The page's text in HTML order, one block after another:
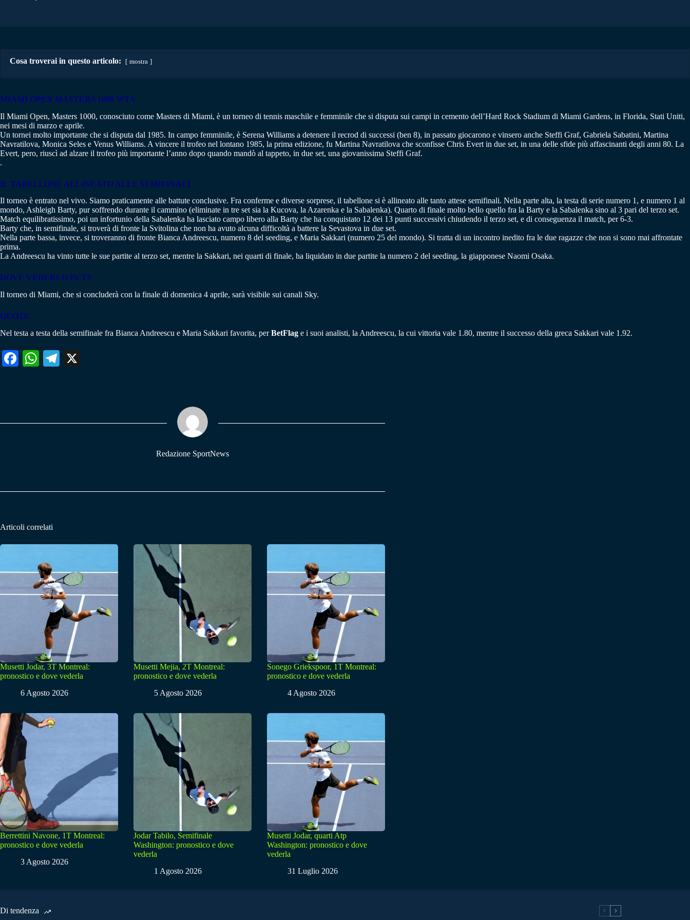
Cosa troverai in questo articolo: mostra
MIAMI OPEN MASTERS 1000 WTA
Il Miami Open, Masters 1000, conosciuto come Masters di Miami, è un torneo di tennis maschile e femminile che si disputa sui campi in cemento dell’Hard Rock Stadium di Miami Gardens, in Florida, Stati Uniti,
nei mesi di marzo e aprile.
Un tornei molto importante che si disputa dal 1985. In campo femminile, è Serena Williams a detenere il recrod di successi (ben 8), in passato giocarono e vinsero anche Steffi Graf, Gabriela Sabatini, Martina
Navratilova, Monica Seles e Venus Williams. A vincere il trofeo nel lontano 1985, la prima edizione, fu Martina Navratilova che sconfisse Chris Evert in due set, in una delle sfide più affascinanti degli anni 80. La
Evert, pero, riuscì ad alzare il trofeo più importante l’anno dopo quando mandò al tappeto, in due set, una giovanissima Steffi Graf.
.
IL TABELLONE ALLINEATO ALLE SEMIFINALI
Il torneo è entrato nel vivo. Siamo praticamente alle battute conclusive. Fra conferme e diverse sorprese, il tabellone si è allineato alle tanto attese semifinali. Nella parte alta, la testa di serie numero 1, e numero 1 al
mondo, Ashleigh Barty, pur soffrendo durante il cammino (eliminate in tre set sia la Kucova, la Azarenka e la Sabalenka). Quarto di finale molto bello quello fra la Barty e la Sabalenka sino al 3 pari del terzo set.
Match equilibratissimo, poi un infortunio della Sabalenka ha lasciato campo libero alla Barty che ha conquistato 12 dei 13 punti successivi chiudendo il terzo set, e di conseguenza il match, per 6-3.
Barty che, in semifinale, si troverà di fronte la Svitolina che non ha avuto alcuna difficoltà a battere la Sevastova in due set.
Nella parte bassa, invece, si troveranno di fronte Bianca Andreescu, numero 8 del seeding, e Maria Sakkari (numero 25 del mondo). Si tratta di un incontro inedito fra le due ragazze che non si sono mai affrontate
prima.
La Andreescu ha vinto tutte le sue partite al terzo set, mentre la Sakkari, nei quarti di finale, ha liquidato in due partite la numero 2 del seeding, la giapponese Naomi Osaka.
DOVE VEDERLO IN TV
Il torneo di Miami, che si concluderà con la finale di domenica 4 aprile, sarà visibile sui canali Sky.
QUOTE
Nel testa a testa della semifinale fra Bianca Andreescu e Maria Sakkari favorita, perBetFlag e i suoi analisti, la Andreescu, la cui vittoria vale 1.80, mentre il successo della greca Sakkari vale 1.92.
Fa W
pp
Te
m
Redazione SportNews
Articoli correlati
Musetti Jodar, 3T Montreal:
pronostico e dove vederla
6 Agosto 2026
Musetti Mejia, 2T Montreal:
pronostico e dove vederla
5 Agosto 2026
Sonego Griekspoor, 1T Montreal:
pronostico e dove vederla
4 Agosto 2026
Berrettini Navone, 1T Montreal:
pronostico e dove vederla
3 Agosto 2026
Jodar Tabilo, Semifinale
Washington: pronostico e dove
vederla
1 Agosto 2026
Musetti Jodar, quarti Atp
Washington: pronostico e dove
vederla
31 Luglio 2026
Di tendenza